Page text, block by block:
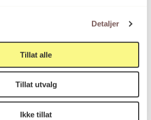
Detaljer
Tillat alle
Tillat utvalg
Ikke tillat